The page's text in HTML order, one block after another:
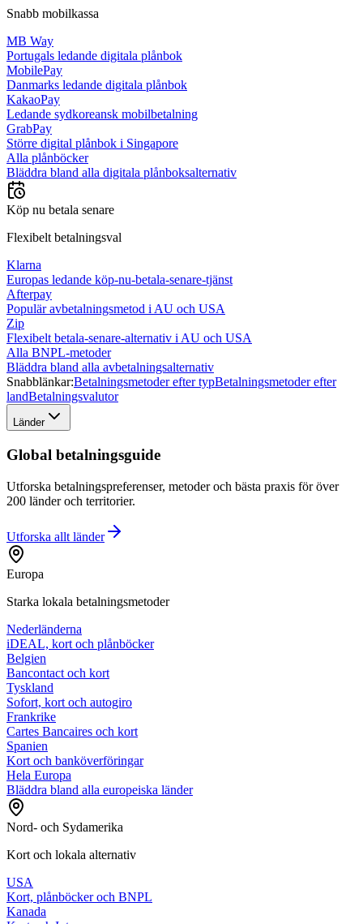
Snabb mobilkassa
MB Way
Portugals ledande digitala plånbok
MobilePay
Danmarks ledande digitala plånbok
KakaoPay
Ledande sydkoreansk mobilbetalning
GrabPay
Större digital plånbok i Singapore
Alla plånböcker
Bläddra bland alla digitala plånboksalternativ
Köp nu betala senare
Flexibelt betalningsval
Klarna
Europas ledande köp-nu-betala-senare-tjänst
Afterpay
Populär avbetalningsmetod i AU och USA
Zip
Flexibelt betala-senare-alternativ i AU och USA
Alla BNPL-metoder
Bläddra bland alla avbetalningsalternativ
Snabblänkar:Betalningsmetoder efter typBetalningsmetoder efter
landBetalningsvalutor
Länder
Global betalningsguide
Utforska betalningspreferenser, metoder och bästa praxis för över
200 länder och territorier.
Utforska allt länder
Europa
Starka lokala betalningsmetoder
Nederländerna
iDEAL, kort och plånböcker
Belgien
Bancontact och kort
Tyskland
Sofort, kort och autogiro
Frankrike
Cartes Bancaires och kort
Spanien
Kort och banköverföringar
Hela Europa
Bläddra bland alla europeiska länder
Nord- och Sydamerika
Kort och lokala alternativ
USA
Kort, plånböcker och BNPL
Kanada